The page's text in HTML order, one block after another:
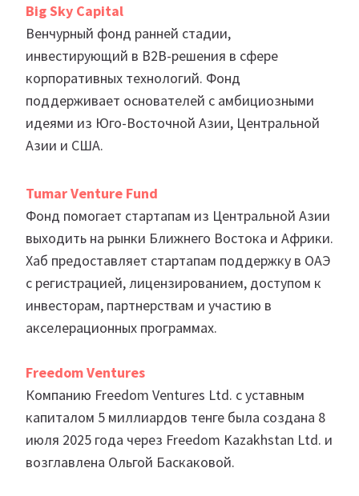
Big Sky Capital
Венчурный фонд ранней стадии,
инвестирующий в B2B-решения в сфере
корпоративных технологий. Фонд
поддерживает основателей с амбициозными
идеями из Юго-Восточной Азии, Центральной
Азии и США.
Tumar Venture Fund
Фонд помогает стартапам из Центральной Азии
выходить на рынки Ближнего Востока и Африки.
Хаб предоставляет стартапам поддержку в ОАЭ
с регистрацией, лицензированием, доступом к
инвесторам, партнерствам и участию в
акселерационных программах.
Freedom Ventures
Компанию Freedom Ventures Ltd. с уставным
капиталом 5 миллиардов тенге была создана 8
июля 2025 года через Freedom Kazakhstan Ltd. и
возглавлена Ольгой Баскаковой.